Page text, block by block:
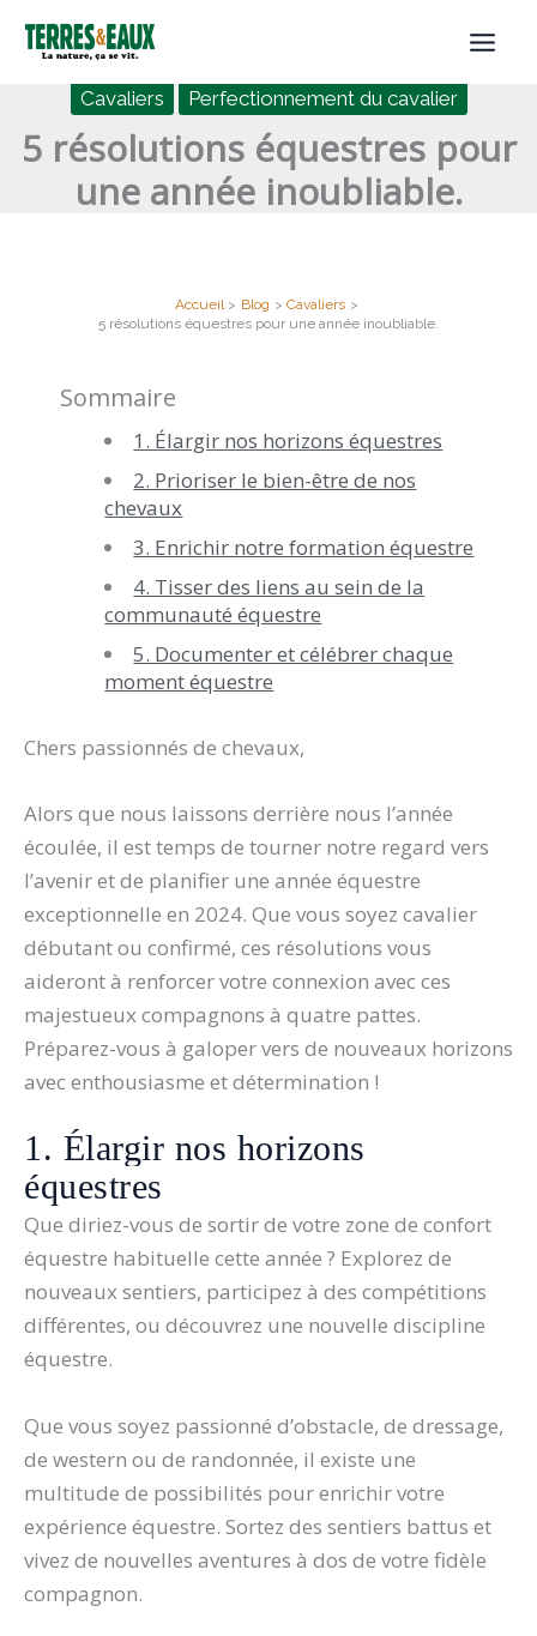
contenu
Cavaliers Perfectionnement du cavalier
5 résolutions équestres pour
une année inoubliable.
Accueil Blog
Cavaliers
5 résolutions équestres pour une année inoubliable.
Sommaire
1. Élargir nos horizons équestres
2. Prioriser le bien-être de nos
chevaux
3. Enrichir notre formation équestre
4. Tisser des liens au sein de la
communauté équestre
5. Documenter et célébrer chaque
moment équestre
Chers passionnés de chevaux,
Alors que nous laissons derrière nous l’année
écoulée, il est temps de tourner notre regard vers
l’avenir et de planifier une année équestre
exceptionnelle en 2024. Que vous soyez cavalier
débutant ou confirmé, ces résolutions vous
aideront à renforcer votre connexion avec ces
majestueux compagnons à quatre pattes.
Préparez-vous à galoper vers de nouveaux horizons
avec enthousiasme et détermination !
1. Élargir nos horizons
équestres
Que diriez-vous de sortir de votre zone de confort
équestre habituelle cette année ? Explorez de
nouveaux sentiers, participez à des compétitions
différentes, ou découvrez une nouvelle discipline
équestre.
Que vous soyez passionné d’obstacle, de dressage,
de western ou de randonnée, il existe une
multitude de possibilités pour enrichir votre
expérience équestre. Sortez des sentiers battus et
vivez de nouvelles aventures à dos de votre fidèle
compagnon.